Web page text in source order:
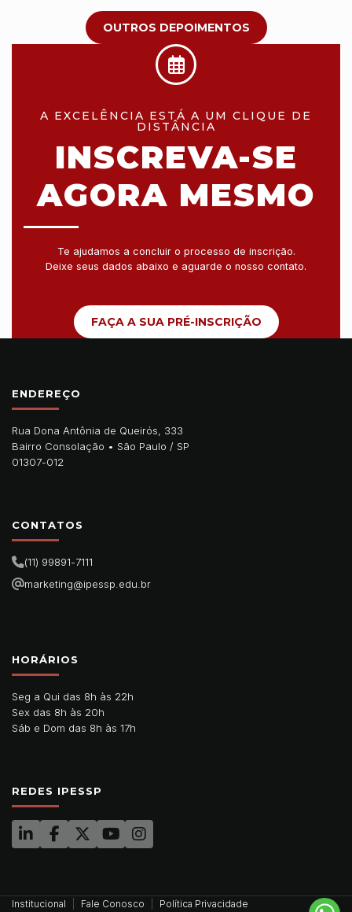
OUTROS DEPOIMENTOS
A EXCELÊNCIA ESTÁ A UM CLIQUE DE
DISTÂNCIA
INSCREVA-SE
AGORA MESMO
Te ajudamos a concluir o processo de inscrição.
Deixe seus dados abaixo e aguarde o nosso contato.
FAÇA A SUA PRÉ-INSCRIÇÃO
ENDEREÇO
Rua Dona Antônia de Queirós, 333
Bairro Consolação • São Paulo / SP
01307-012
CONTATOS
(11) 99891-7111
marketing@ipessp.edu.br
HORÁRIOS
Seg a Qui das 8h às 22h
Sex das 8h às 20h
Sáb e Dom das 8h às 17h
REDES IPESSP
Institucional Fale Conosco Política Privacidade